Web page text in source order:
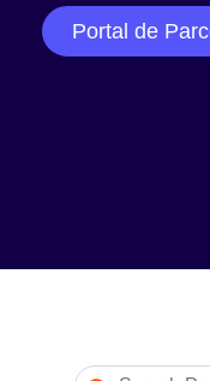
Recursos
Portal de